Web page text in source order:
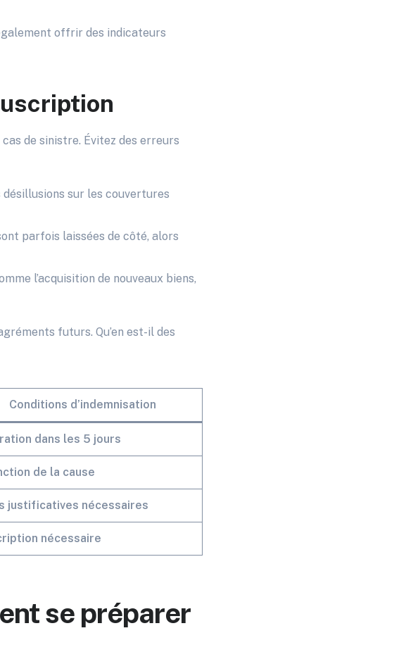
offrir des indicateurs
de sinistre. Évitez des erreurs
sur les couvertures
parfois laissées de côté, alors
l’acquisition de nouveaux biens,
futurs. Qu’en est-il des
Conditions d’indemnisation
dans les 5 jours
de la cause
justificatives nécessaires
nécessaire
se préparer